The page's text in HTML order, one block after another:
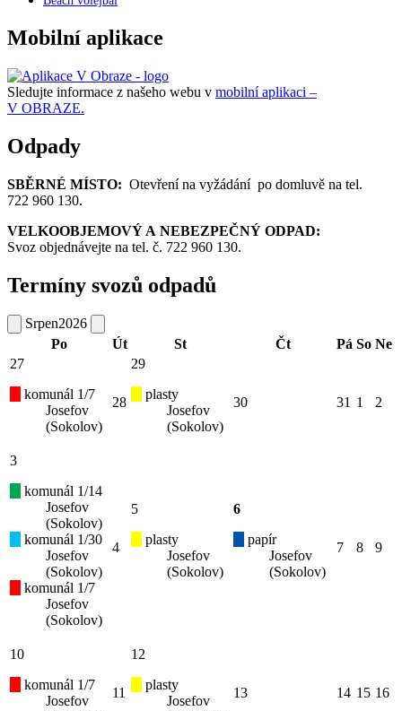
Mobilní aplikace
Sledujte informace z našeho webu v mobilní aplikaci –
V OBRAZE.
Odpady
SBĚRNÉ MÍSTO: Otevření na vyžádání po domluvě na tel.
722 960 130.
VELKOOBJEMOVÝ A NEBEZPEČNÝ ODPAD:
Svoz objednávejte na tel. č. 722 960 130.
Termíny svozů odpadů
Srpen2026
Po
Út St Čt Pá So Ne
27
komunál 1/7
Josefov
(Sokolov)
28
29
plasty
Josefov
(Sokolov)
30 31 1 2
3
komunál 1/14
Josefov
(Sokolov)
komunál 1/30
Josefov
(Sokolov)
komunál 1/7
Josefov
(Sokolov)
4
5
plasty
Josefov
(Sokolov)
6
papír
Josefov
(Sokolov)
7 8 9
10
komunál 1/7
Josefov
11
12
plasty
Josefov
13 14 15 16